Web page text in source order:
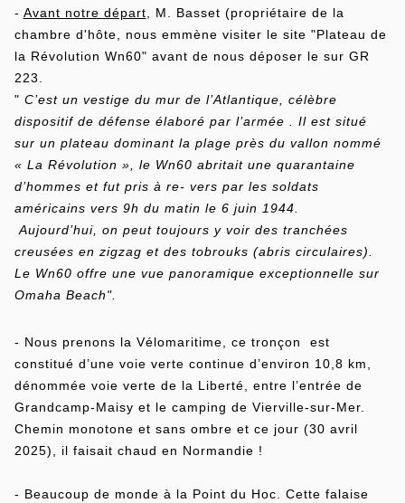
- Avant notre départ, M. Basset (propriétaire de la
chambre d'hôte, nous emmène visiter le site "Plateau de
la Révolution Wn60" avant de nous déposer le sur GR
223.
" C’est un vestige du mur de l’Atlantique, célèbre
dispositif de défense élaboré par l’armée . Il est situé
sur un plateau dominant la plage près du vallon nommé
« La Révolution », le Wn60 abritait une quarantaine
d’hommes et fut pris à re- vers par les soldats
américains vers 9h du matin le 6 juin 1944.
Aujourd’hui, on peut toujours y voir des tranchées
creusées en zigzag et des tobrouks (abris circulaires).
Le Wn60 offre une vue panoramique exceptionnelle sur
Omaha Beach".
- Nous prenons la Vélomaritime, ce tronçon est
constitué d’une voie verte continue d’environ 10,8 km,
dénommée voie verte de la Liberté, entre l’entrée de
Grandcamp-Maisy et le camping de Vierville-sur-Mer.
Chemin monotone et sans ombre et ce jour (30 avril
2025), il faisait chaud en Normandie !
- Beaucoup de monde à la Point du Hoc. Cette falaise